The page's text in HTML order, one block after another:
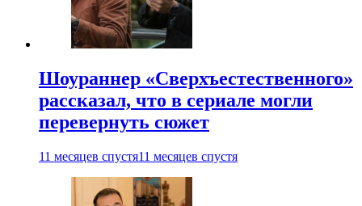
Шоураннер «Сверхъестественного»
рассказал, что в сериале могли
перевернуть сюжет
11 месяцев спустя11 месяцев спустя